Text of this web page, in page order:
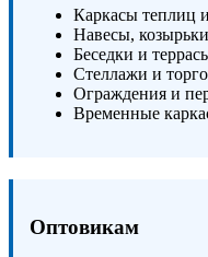
Каркасы теплиц
Навесы,
Беседки и
Стеллажи и
Ограждения и
Временные
Оптовикам